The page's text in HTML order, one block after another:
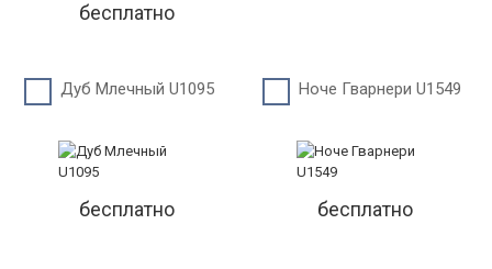
бесплатно
Дуб Млечный U1095
бесплатно
Ноче Гварнери U1549
бесплатно